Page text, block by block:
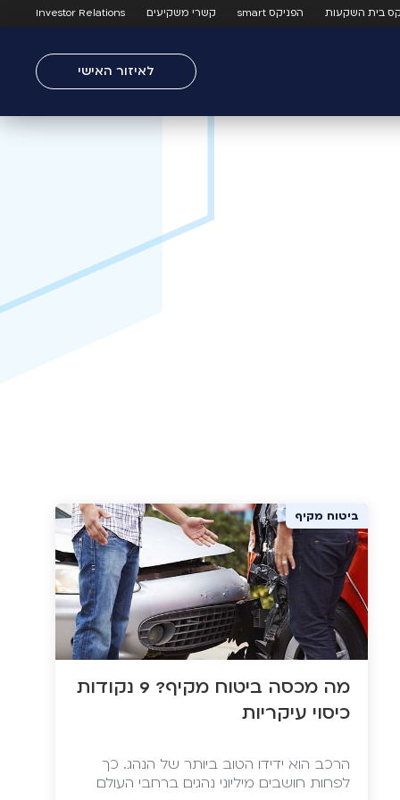
בית השקעות הפניקס smart קשרי משקיעים Investor Relations
לאיזור האישי
ביטוח מקיף
מה מכסה ביטוח מקיף? 9 נקודות
כיסוי עיקריות
הרכב הוא ידידו הטוב ביותר של הנהג. כך
לפחות חושבים מיליוני נהגים ברחבי העולם